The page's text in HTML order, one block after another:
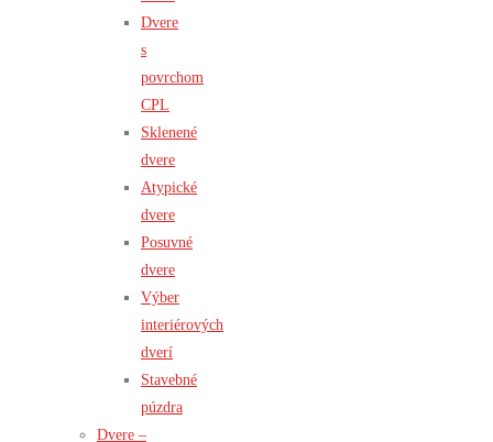
Dvere
s
povrchom
CPL
Sklenené
dvere
Atypické
dvere
Posuvné
dvere
Výber
interiérových
dverí
Stavebné
púzdra
Dvere –